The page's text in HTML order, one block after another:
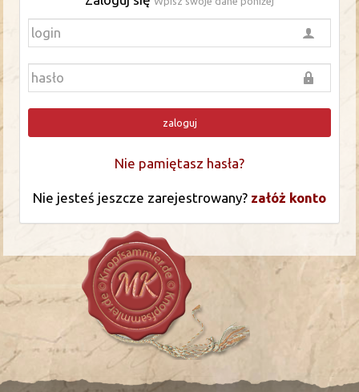
zaloguj
Nie pamiętasz hasła?
Nie jesteś jeszcze zarejestrowany? załóż konto